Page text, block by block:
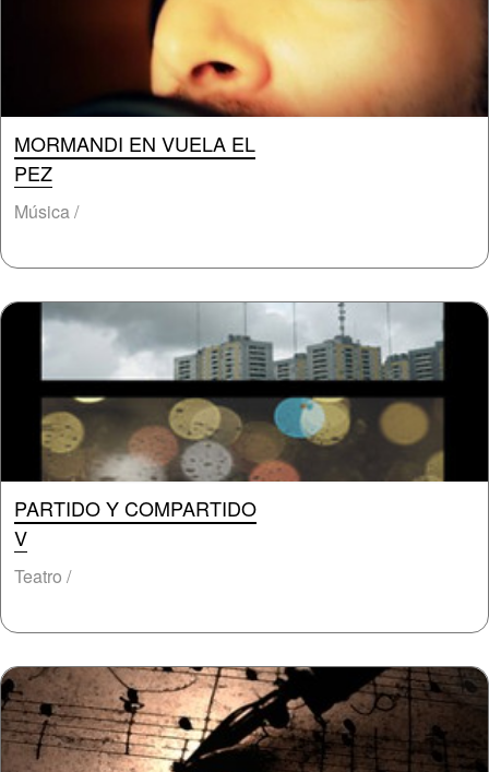
MORMANDI EN VUELA EL
PEZ
Música /
PARTIDO Y COMPARTIDO
V
Teatro /